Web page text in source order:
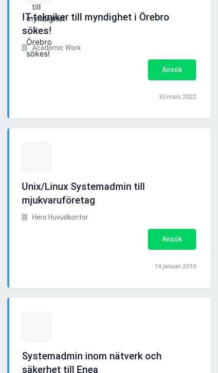
IT-tekniker till myndighet i Örebro
sökes!
Academic Work
Ansök
30 mars 2022
Unix/Linux Systemadmin till
mjukvaruföretag
Hero Huvudkontor
Ansök
14 januari 2010
Systemadmin inom nätverk och
säkerhet till Enea